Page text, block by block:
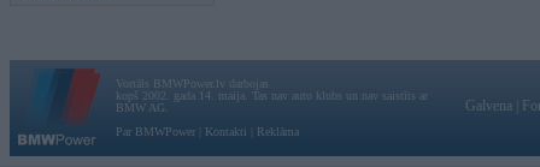
Vortāls BMWPower.lv darbojas
kopš 2002. gada 14. maija. Tas nav auto klubs un nav saistīts ar
BMW AG.
Par BMWPower
Kontakti Reklāma
Galvena